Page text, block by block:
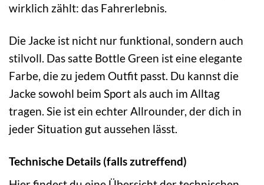
wirklich zählt: das Fahrerlebnis.
Die Jacke ist nicht nur funktional, sondern auch
stilvoll. Das satte Bottle Green ist eine elegante
Farbe, die zu jedem Outfit passt. Du kannst die
Jacke sowohl beim Sport als auch im Alltag
tragen. Sie ist ein echter Allrounder, der dich in
jeder Situation gut aussehen lässt.
Technische Details (falls zutreffend)